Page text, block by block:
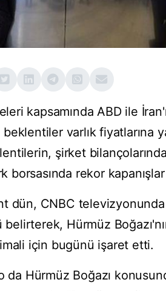
kapsamında ABD ile
varlık fiyatlarına
şirket
borsasında rekor
dün, CNBC televizyonunda
Hürmüz
için bugünü işaret etti.
da Hürmüz Boğazı